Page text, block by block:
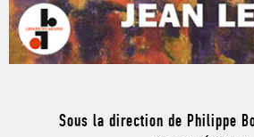
Sous la direction de Philippe